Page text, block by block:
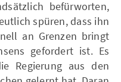
befürworten,
spüren, dass ihn
an Grenzen bringt
gefordert ist. Es
Regierung aus den